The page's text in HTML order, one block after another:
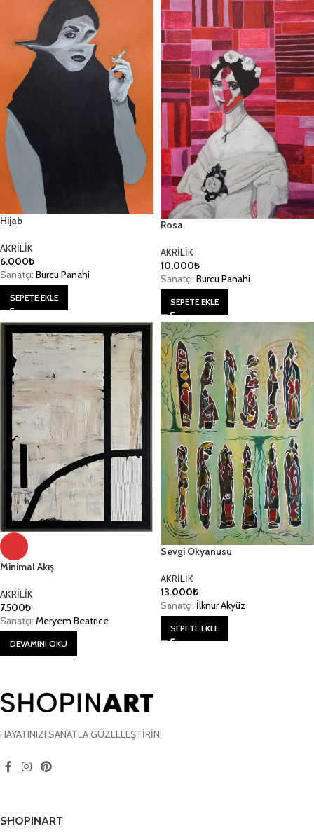
Hijab
AKRİLİK
6.000₺
Sanatçı: Burcu Panahi
SEPETE EKLE
Rosa
AKRİLİK
10.000₺
Sanatçı: Burcu Panahi
SEPETE EKLE
Minimal Akış
AKRİLİK
7.500₺
Sanatçı: Meryem Beatrice
DEVAMINI OKU
Sevgi Okyanusu
AKRİLİK
13.000₺
Sanatçı: İlknur Akyüz
SEPETE EKLE
HAYATINIZI SANATLA GÜZELLEŞTİRİN!
SHOPINART